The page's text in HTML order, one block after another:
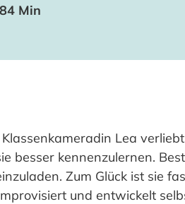
Min
Lea
besser kennenzulernen.
Zum Glück ist sie
und entwickelt